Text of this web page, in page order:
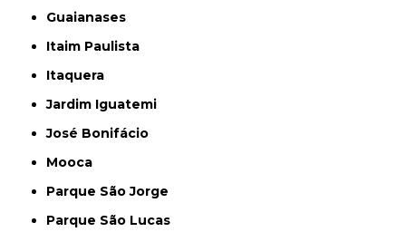
Guaianases
Itaim Paulista
Itaquera
Jardim Iguatemi
José Bonifácio
Mooca
Parque São Jorge
Parque São Lucas